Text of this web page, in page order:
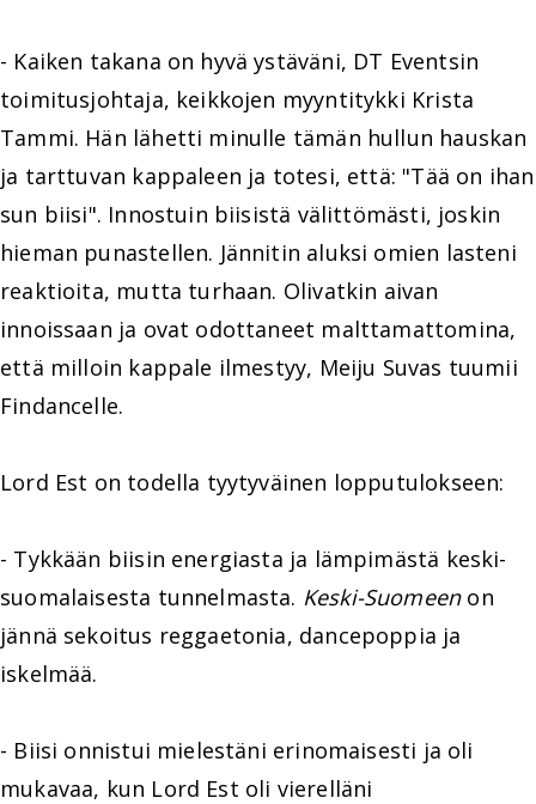
- Kaiken takana on hyvä ystäväni, DT Eventsin
toimitusjohtaja, keikkojen myyntitykki Krista
Tammi. Hän lähetti minulle tämän hullun hauskan
ja tarttuvan kappaleen ja totesi, että: "Tää on ihan
sun biisi". Innostuin biisistä välittömästi, joskin
hieman punastellen. Jännitin aluksi omien lasteni
reaktioita, mutta turhaan. Olivatkin aivan
innoissaan ja ovat odottaneet malttamattomina,
että milloin kappale ilmestyy, Meiju Suvas tuumii
Findancelle.
Lord Est on todella tyytyväinen lopputulokseen:
- Tykkään biisin energiasta ja lämpimästä keski-
suomalaisesta tunnelmasta. Keski-Suomeenon
jännä sekoitus reggaetonia, dancepoppia ja
iskelmää.
- Biisi onnistui mielestäni erinomaisesti ja oli
mukavaa, kun Lord Est oli vierelläni